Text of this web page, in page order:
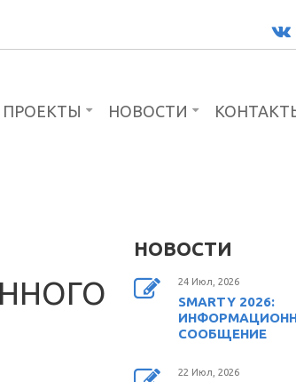
ПРОЕКТЫ НОВОСТИ
НОВОСТИ
24 Июл, 2026
SMARTY 2026:
СООБЩЕНИЕ
22 Июл, 2026